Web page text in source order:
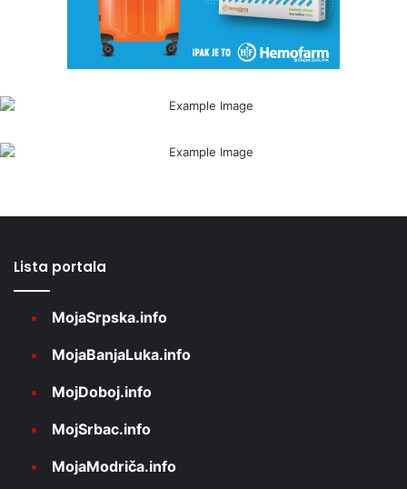
Lista portala
MojaSrpska.info
MojaBanjaLuka.info
MojDoboj.info
MojSrbac.info
MojaModriča.info